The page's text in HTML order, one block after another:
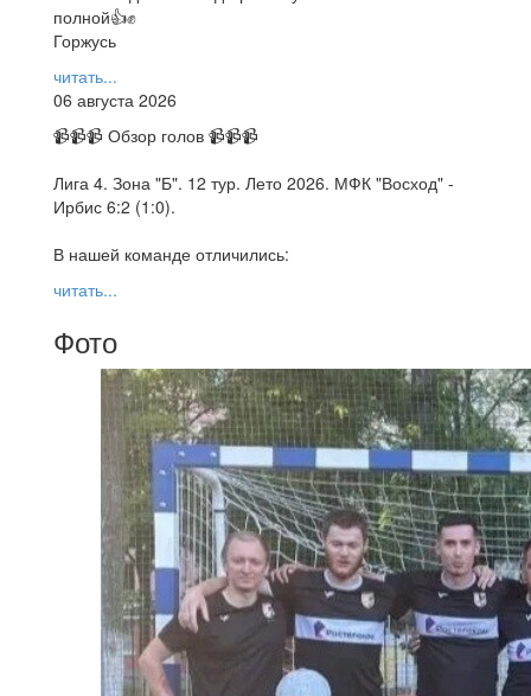
полной👍✊
Горжусь
читать...
06 августа 2026
📹📹📹 Обзор голов 📹📹📹
Лига 4. Зона "Б". 12 тур. Лето 2026. МФК "Восход" -
Ирбис 6:2 (1:0).
В нашей команде отличились:
читать...
Фото